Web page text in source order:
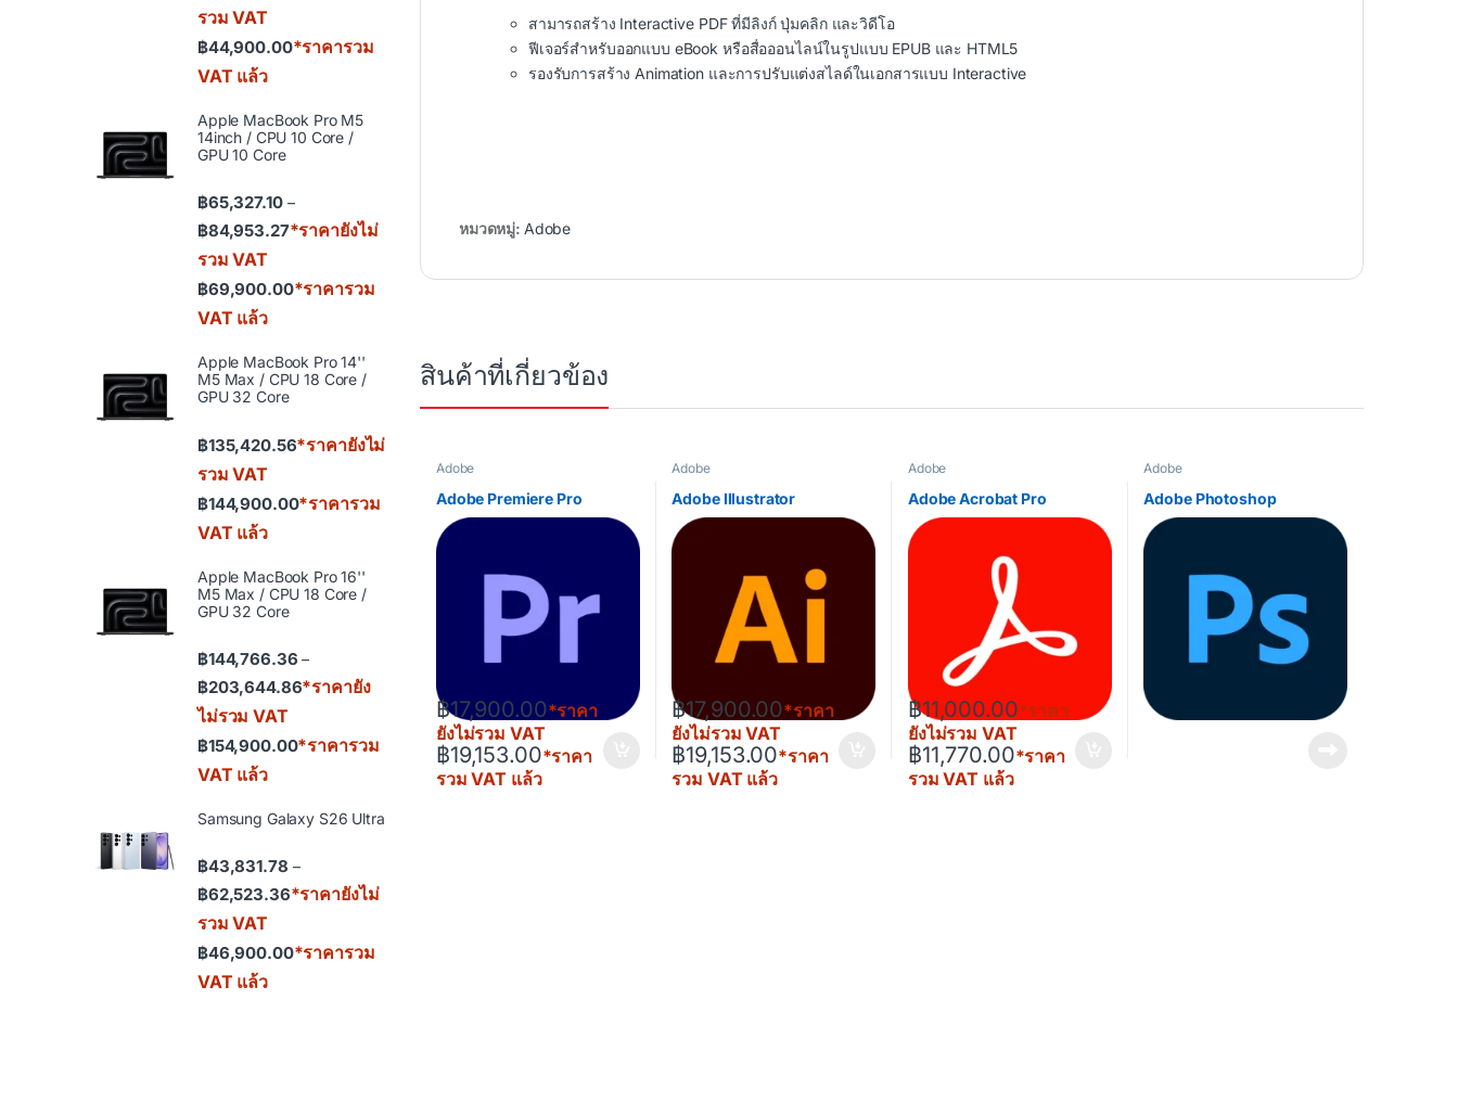
สามารถสร้าง Interactive PDF ที่มีลิงก์ ปุ่มคลิก และวิดีโอ
ฟีเจอร์สำหรับออกแบบ eBook หรือสื่อออนไลน์ในรูปแบบ EPUB และ HTML5
รองรับการสร้าง Animation และการปรับแต่งสไลด์ในเอกสารแบบ Interactive
หมวดหมู่: Adobe
สินค้าที่เกี่ยวข้อง
Adobe
Adobe Premiere Pro
฿17,900.00*ราคา
ยังไม่รวม VAT
฿19,153.00*ราคา
รวม VAT แล้ว
Adobe
Adobe Illustrator
฿17,900.00*ราคา
ยังไม่รวม VAT
฿19,153.00*ราคา
รวม VAT แล้ว
Adobe
Adobe Acrobat Pro
฿11,000.00*ราคา
ยังไม่รวม VAT
฿11,770.00*ราคา
รวม VAT แล้ว
Adobe
Adobe Photoshop
รวม VAT
฿44,900.00*ราคารวม
VAT แล้ว
Apple MacBook Pro M5
14inch / CPU 10 Core /
GPU 10 Core
฿65,327.10 –
฿84,953.27Price range: ฿65,327.10 through ฿84,953.27
*ราคายังไม่
รวม VAT
฿69,900.00*ราคารวม
VAT แล้ว
Apple MacBook Pro 14''
M5 Max / CPU 18 Core /
GPU 32 Core
฿135,420.56*ราคายังไม่
รวม VAT
฿144,900.00*ราคารวม
VAT แล้ว
Apple MacBook Pro 16''
M5 Max / CPU 18 Core /
GPU 32 Core
฿144,766.36 –
฿203,644.86Price range: ฿144,766.36 through ฿203,644.86
*ราคายัง
ไม่รวม VAT
฿154,900.00*ราคารวม
VAT แล้ว
Samsung Galaxy S26 Ultra
฿43,831.78 –
฿62,523.36Price range: ฿43,831.78 through ฿62,523.36
*ราคายังไม่
รวม VAT
฿46,900.00*ราคารวม
VAT แล้ว